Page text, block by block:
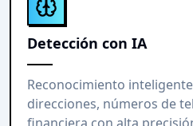
Detección con IA
Reconocimiento
direcciones, números de